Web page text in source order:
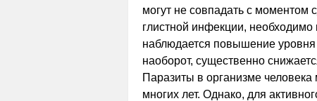
могут не совпадать с моментом
глистной инфекции,
наблюдается повышение
наоборот, существенно
Паразиты в организме человека
многих лет. Однако, для